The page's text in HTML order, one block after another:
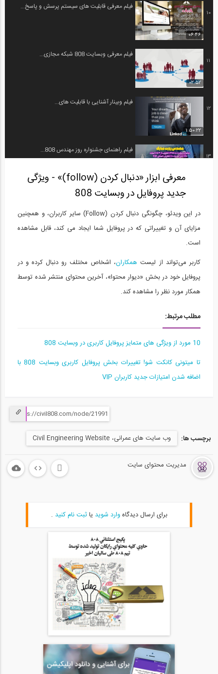
10
06:46
فیلم معرفی قابلیت های سیستم پرسش و پاسخ...
11
02:52
فیلم معرفی وبسایت 808 شبکه مجازی...
12
1:50:22
فیلم وبینار آشنایی با قابلیت های...
13
فیلم راهنمای جشنواره روز مهندس 808...
25:17
مستند فعالیت های تیم 808
01:00
معرفی گواهینامه‌های جدید 808 مبتنی بر...
معرفی صفحه راهنمای کاریابی و کارآموزی...
19
03:04
معرفی ابزار «دنبال کردن (follow)» -...
تا میتونی کانکت شو! تغییرات بخش پروفایل...
معرفی تنظیمات مربوط به کاریابی و...
راهنمای استفاده از دراپ باکس برای...
معرفی ابزار «دنبال کردن (follow)» - ویژگی
جدید پروفایل در وبسایت 808
در این ویدئو، چگونگی دنبال کردن (Follow) سایر کاربران، و همچنین
مزایای آن و تغییراتی که در پروفایل شما ایجاد می کند، قابل مشاهده
است.
کاربر می‌تواند از لیست همکاران، اشخاص مختلف رو دنبال کرده و در
پروفایل خود در بخش «دیوار محتوا»، آخرین محتوای منتشر شده توسط
همکار مورد نظر را مشاهده کند.
مطلب مرتبط:
10 مورد از ویژگی های متمایز پروفایل کاربری در وبسایت 808
تا میتونی کانکت شو! تغییرات بخش پروفایل کاربری وبسایت 808 با
اضافه شدن امتیازات جدید کاربران VIP
برچسب ها: وب سایت های عمرانی، Civil Engineering Website
مدیریت محتوای سایت
برای ارسال دیدگاهوارد شوید یاثبت نام کنید .